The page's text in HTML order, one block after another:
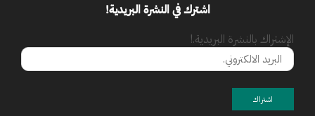
اشترك في النشرة البريدية!
الإشتراك بالنشرة البريدية.!